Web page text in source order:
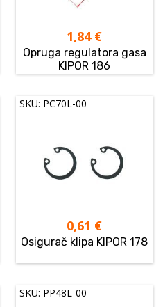
1,84 €
Opruga regulatora gasa
KIPOR 186
SKU: PC70L-00
0,61 €
Osigurač klipa KIPOR 178
SKU: PP48L-00